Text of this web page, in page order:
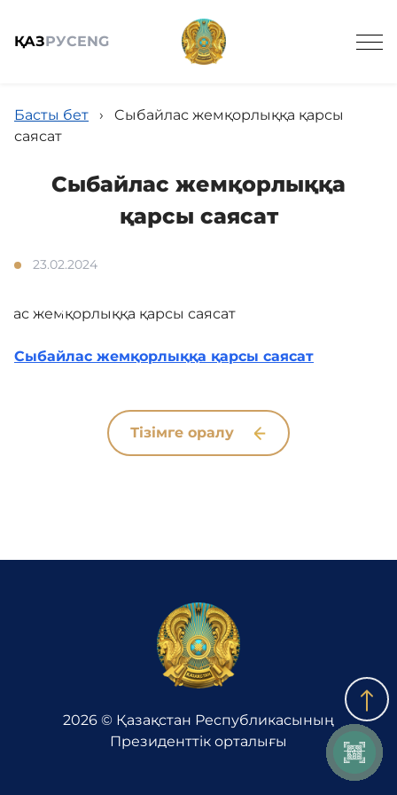
ҚАЗРУСENG
Жалпы мағлұмат
Анонстар
Жаңалықтар
Сыбайлас жемқорлыққа қарсы іс-қимыл
Көпфункционалды зал
Басты бет ›
Cыбайлас жемқорлыққа қарсы
саясат
Cыбайлас жемқорлыққа
қарсы саясат
23.02.2024
Cыбайлас жемқорлыққа қарсы саясат
Тізімге оралу
2026 © Қазақстан Республикасының
Президенттік орталығы